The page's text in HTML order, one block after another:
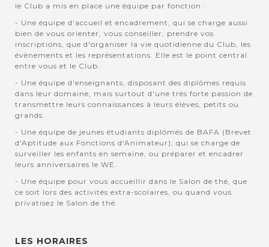
le Club a mis en place une équipe par fonction :
- Une équipe d'accueil et encadrement, qui se charge aussi
bien de vous orienter, vous conseiller, prendre vos
inscriptions, que d'organiser la vie quotidienne du Club, les
évènements et les représentations. Elle est le point central
entre vous et le Club.
- Une équipe d'enseignants, disposant des diplômes requis
dans leur domaine, mais surtout d'une très forte passion de
transmettre leurs connaissances à leurs élèves, petits ou
grands.
- Une équipe de jeunes étudiants diplômés de BAFA (Brevet
d'Aptitude aux Fonctions d'Animateur); qui se charge de
surveiller les enfants en semaine, ou préparer et encadrer
leurs anniversaires le WE.
- Une équipe pour vous accueillir dans le Salon de thé, que
ce soit lors des activités extra-scolaires, ou quand vous
privatisez le Salon de thé.
LES HORAIRES